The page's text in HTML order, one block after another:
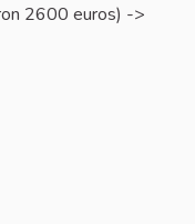
2600 euros) ->